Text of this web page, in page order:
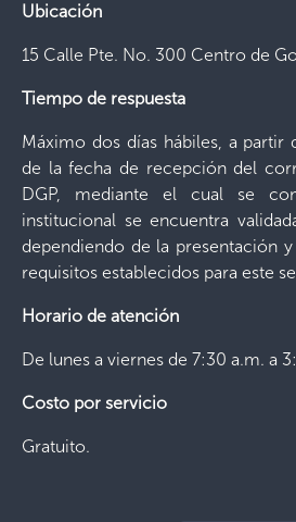
Ubicación
15 Calle Pte. No. 300 Centro de
Tiempo de respuesta
Máximo dos días hábiles, a partir
de la fecha de recepción del
DGP, mediante el cual se
institucional se encuentra
dependiendo de la presentación
requisitos establecidos para este
Horario de atención
De lunes a viernes de 7:30 a.m. a
Costo por servicio
Gratuito.